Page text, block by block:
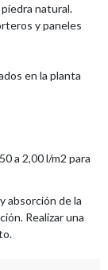
natural.
y paneles
en la planta
a 2,00 l/m2 para
absorción de la
Realizar una